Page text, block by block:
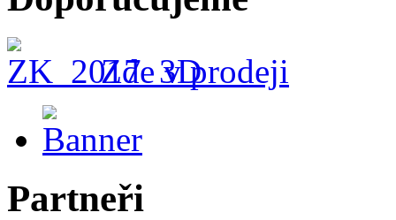
Zde v prodeji
Partneři